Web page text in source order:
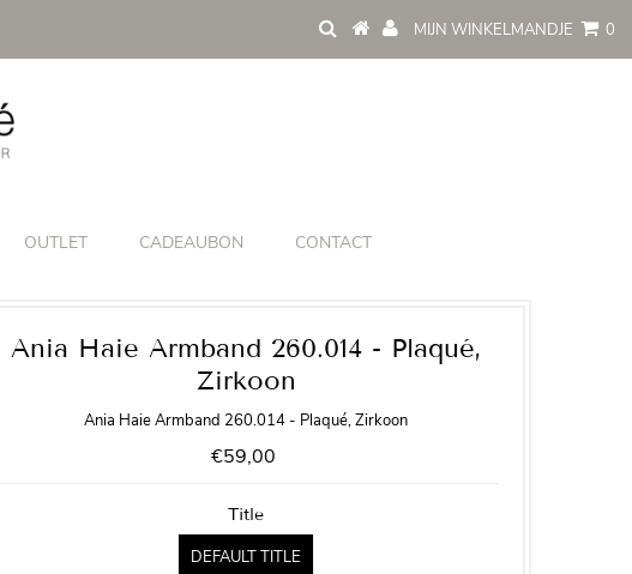
MIJN WINKELMANDJE 0
OUTLET CADEAUBON CONTACT
Ania Haie Armband 260.014 - Plaqué,
Zirkoon
Ania Haie Armband 260.014 - Plaqué, Zirkoon
€59,00
Title
DEFAULT TITLE